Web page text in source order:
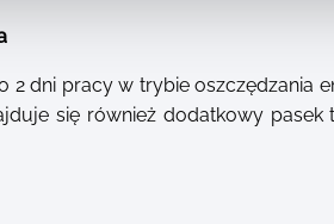
2 dni pracy w trybie oszczędzania
się również dodatkowy